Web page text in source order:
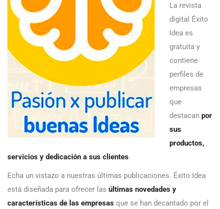
La revista
digital Éxito
Idea es
gratuita y
contiene
perfiles de
empresas
que
destacan por
sus
productos,
servicios y dedicación a sus clientes.
Echa un vistazo a nuestras últimas publicaciones. Éxito Idea
está diseñada para ofrecer las últimas novedades y
características de las empresas que se han decantado por el